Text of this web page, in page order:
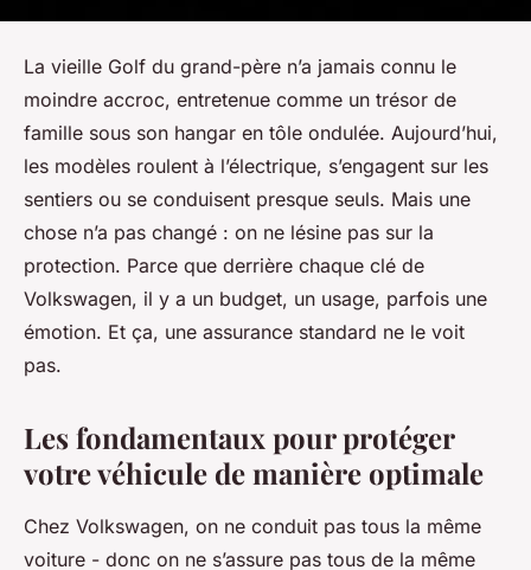
La vieille Golf du grand-père n’a jamais connu le
moindre accroc, entretenue comme un trésor de
famille sous son hangar en tôle ondulée. Aujourd’hui,
les modèles roulent à l’électrique, s’engagent sur les
sentiers ou se conduisent presque seuls. Mais une
chose n’a pas changé : on ne lésine pas sur la
protection. Parce que derrière chaque clé de
Volkswagen, il y a un budget, un usage, parfois une
émotion. Et ça, une assurance standard ne le voit
pas.
Les fondamentaux pour protéger
votre véhicule de manière optimale
Chez Volkswagen, on ne conduit pas tous la même
voiture - donc on ne s’assure pas tous de la même